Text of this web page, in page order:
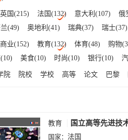
英国(215) 法国(132) 意大利(107) 俄
(49) 奥地利(41) 瑞典(37) 瑞士(37)
(7) 挪威(7) 捷克(6) 匈牙利(6) 土
马尼亚(2) 克罗地亚(2) 白俄罗斯(2)
其顿(1) 塞尔维亚(1) 斯洛伐克(1)
商业(152) 教育(132) 体育(48) 购物
美食(10) 时尚(10) 银行(10)
动漫(6) 游戏(6) 军事(5) IT(5)
院 院校 学校 高等 论文 巴黎
教育 国立高等先进技
国家： 法国